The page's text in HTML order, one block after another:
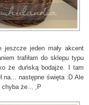
jeszcze jeden mały akcent
trafiłam do sklepu typu
że duńską bodajże. I tam
na... następne święta :D Ale
chyba że... ;P